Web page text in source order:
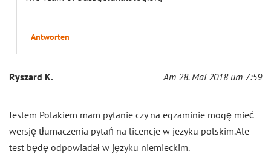
Antworten
Ryszard K. Am 28. Mai 2018 um 7:59
Jestem Polakiem mam pytanie czy na egzaminie mogę mieć
wersję tłumaczenia pytań na licencje w jezyku polskim.Ale
test będę odpowiadał w języku niemieckim.